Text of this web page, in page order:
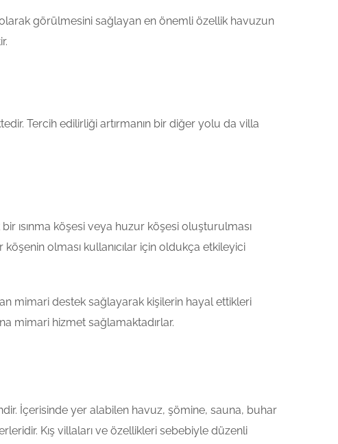
olarak görülmesini sağlayan en önemli özellik havuzun
Tercih edilirliği artırmanın bir diğer yolu da villa
ısınma köşesi veya huzur köşesi oluşturulması
olması kullanıcılar için oldukça etkileyici
mimari destek sağlayarak kişilerin hayal ettikleri
mimari hizmet sağlamaktadırlar.
İçerisinde yer alabilen havuz, şömine, sauna, buhar
Kış villaları ve özellikleri sebebiyle düzenli